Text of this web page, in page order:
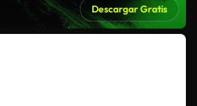
Descargar Gratis